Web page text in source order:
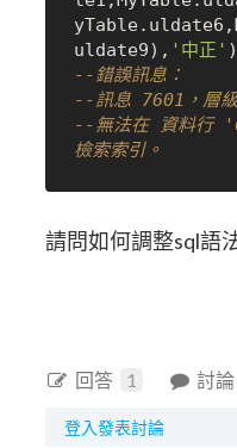
uldate9), '中正'
--錯誤訊息：
--訊息 7601，層
--無法在 資料行
檢索索引。
請問如何調整sql語
回答 1 討論
登入發表討論